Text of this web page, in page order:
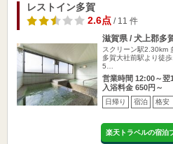
レストイン多賀
2.6点/ 11 件
滋賀県 / 犬上郡多
スクリーン駅2.30km
多賀大社前駅より徒
5…
営業時間 12:00～翌
入浴料金 650円～
日帰り 宿泊 格安
楽天トラベルの宿泊